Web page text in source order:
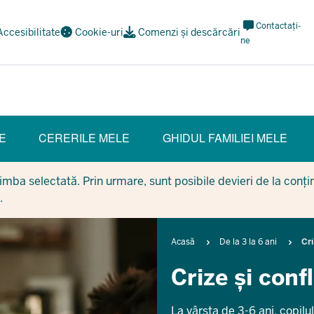
Cookie-uri Comenzi și descărcări Meta
Navi
Contactați-
ne
CERERILE MELE GHIDUL FAMILIEI MELE
selectată. Prin urmare, sunt posibile devieri de la
Breadcrumb
Acasă De la 3 la 6 ani
Crize și
La vârsta de 3-6 ani,